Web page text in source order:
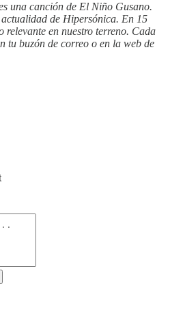
una canción de El Niño Gusano.
actualidad de Hipersónica. En 15
relevante en nuestro terreno. Cada
tu buzón de correo o en la web de